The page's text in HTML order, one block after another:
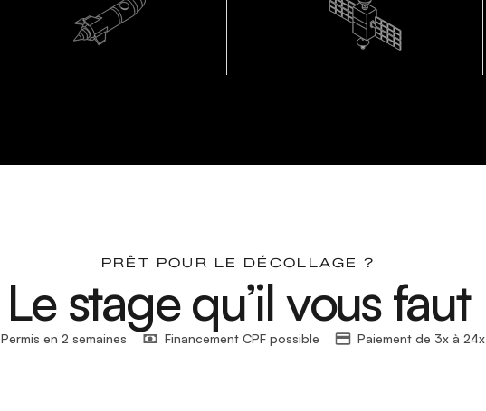
PRÊT POUR LE DÉCOLLAGE ?
Le stage qu’il vous faut
Permis en 2 semaines Financement CPF possible Paiement de 3x à 24x